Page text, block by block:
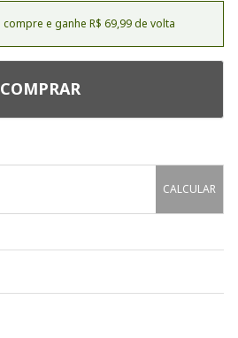
compre e ganhe R$ 69,99 de volta
COMPRAR
CALCULAR